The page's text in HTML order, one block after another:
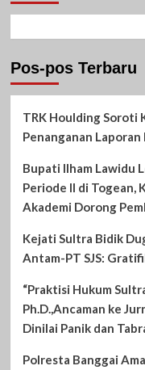
Pos-pos Terbaru
TRK Houlding Soroti
Penanganan
Bupati Ilham Lawidu
Periode II di Togean,
Akademi Dorong
Kejati Sultra Bidik
Antam-PT SJS:
“Praktisi Hukum
Ph.D.,Ancaman ke
Dinilai Panik dan
Polresta Banggai